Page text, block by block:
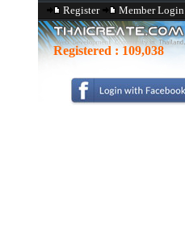
Register Member Login
Registered : 109,038